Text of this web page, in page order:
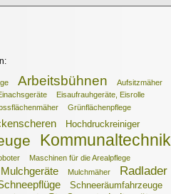
Arbeitsbühnen
Aufsitzmäher
Eisaufrauhgeräte, Eisrolle
Grünflächenpflege
Hochdruckreiniger
Kommunaltechnik
Maschinen für die Arealpflege
Mulchgeräte Mulchmäher Radlader
Schneeräumfahrzeuge